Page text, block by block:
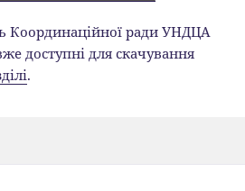
Координаційної ради УНДЦА
доступні для скачування
.